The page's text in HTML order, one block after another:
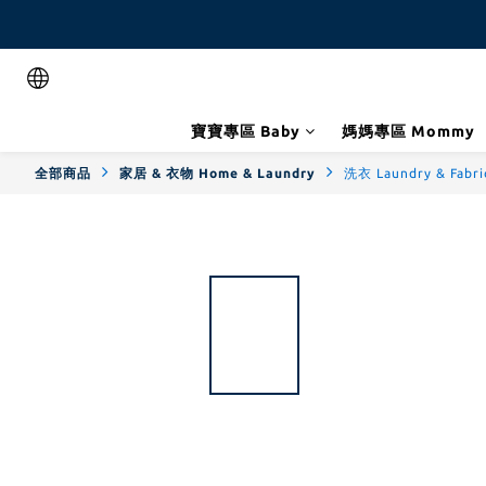
寶寶專區 Baby 媽媽專區 Mommy
全部商品 家居 & 衣物 Home & Laundry 洗衣 Laundry &